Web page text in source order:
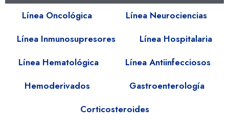
Línea Oncológica
Línea Neurociencias
Línea Inmunosupresores
Línea Hospitalaria
Línea Hematológica
Línea Antiinfecciosos
Hemoderivados
Gastroenterología
Corticosteroides